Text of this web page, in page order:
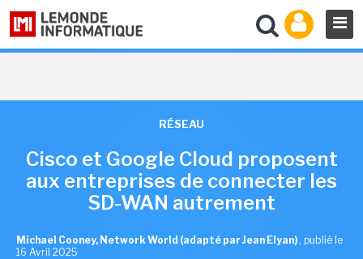
RÉSEAU
Cisco et Google Cloud proposent
aux entreprises de connecter les
SD-WAN autrement
Michael Cooney, Network World (adapté par Jean Elyan) , publié le
16 Avril 2025